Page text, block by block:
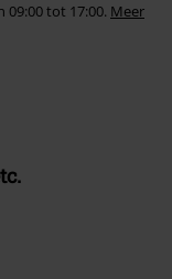
09:00 tot 17:00. Meer